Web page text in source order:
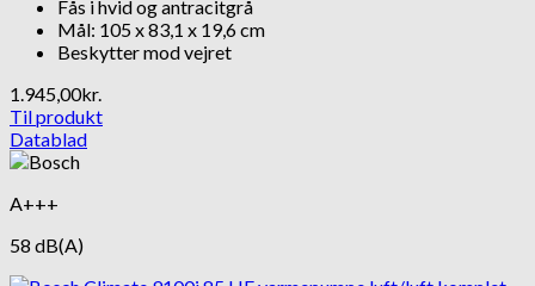
Fås i hvid og antracitgrå
Mål: 105 x 83,1 x 19,6 cm
Beskytter mod vejret
1.945,00kr.
Til produkt
Datablad
A+++
58 dB(A)